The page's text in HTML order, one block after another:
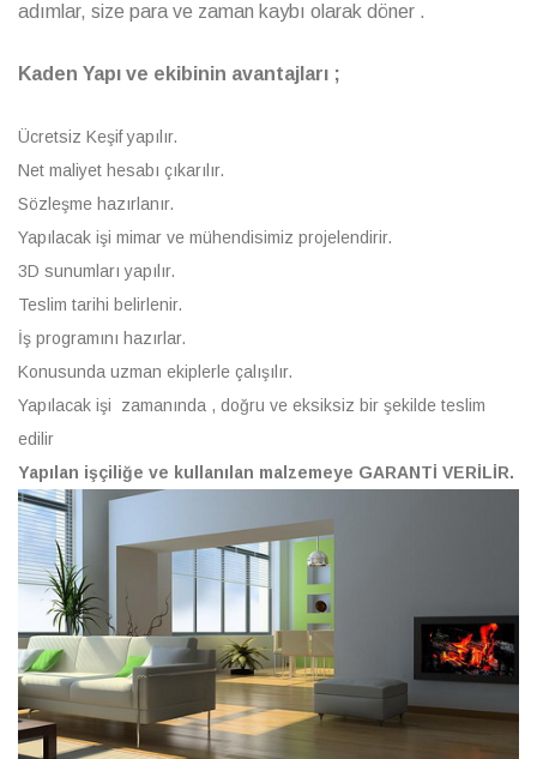
adımlar, size para ve zaman kaybı olarak döner .
Kaden Yapı ve ekibinin avantajları ;
Ücretsiz Keşif yapılır.
Net maliyet hesabı çıkarılır.
Sözleşme hazırlanır.
Yapılacak işi mimar ve mühendisimiz projelendirir.
3D sunumları yapılır.
Teslim tarihi belirlenir.
İş programını hazırlar.
Konusunda uzman ekiplerle çalışılır.
Yapılacak işi zamanında , doğru ve eksiksiz bir şekilde teslim
edilir
Yapılan işçiliğe ve kullanılan malzemeye GARANTİ VERİLİR.